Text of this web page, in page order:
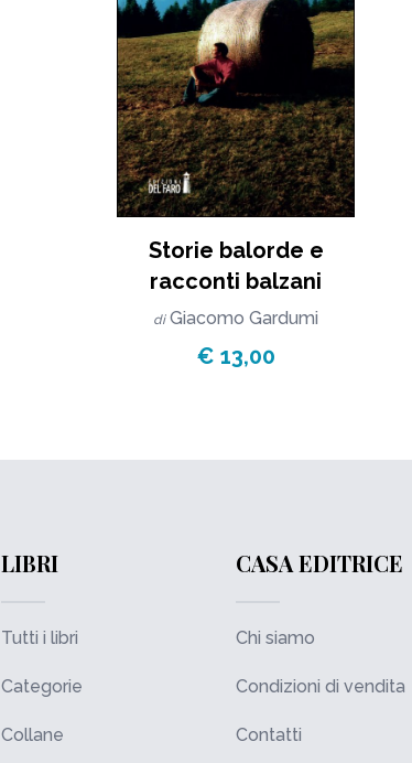
Storie balorde e
racconti balzani
di Giacomo Gardumi
€ 13,00
LIBRI
Tutti i libri
Categorie
Collane
CASA EDITRICE
Chi siamo
Condizioni di vendita
Contatti